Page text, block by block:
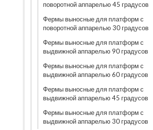
поворотной аппарелью 45 градусов
Фермы выносные для платформ с
поворотной аппарелью 30 градусов
Фермы выносные для платформ с
выдвижной аппарелью 90 градусов
Фермы выносные для платформ с
выдвижной аппарелью 60 градусов
Фермы выносные для платформ с
выдвижной аппарелью 45 градусов
Фермы выносные для платформ с
выдвижной аппарелью 30 градусов